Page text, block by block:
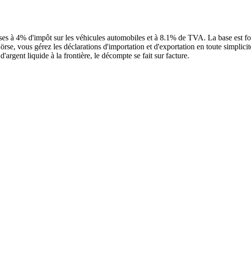
à 4% d'impôt sur les véhicules automobiles et à 8.1% de TVA. La base est
vous gérez les déclarations d'importation et d'exportation en toute
liquide à la frontière, le décompte se fait sur facture.